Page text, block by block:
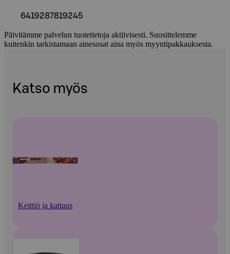
6419287819245
Päivitämme palvelun tuotetietoja aktiivisesti. Suosittelemme
kuitenkin tarkistamaan ainesosat aina myös myyntipakkauksesta.
Katso myös
Keittiö ja kattaus